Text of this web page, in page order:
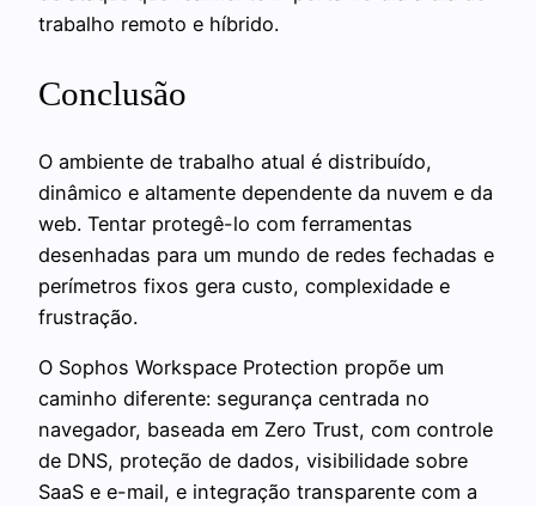
trabalho remoto e híbrido.
Conclusão
O ambiente de trabalho atual é distribuído,
dinâmico e altamente dependente da nuvem e da
web. Tentar protegê-lo com ferramentas
desenhadas para um mundo de redes fechadas e
perímetros fixos gera custo, complexidade e
frustração.
O Sophos Workspace Protection propõe um
caminho diferente: segurança centrada no
navegador, baseada em Zero Trust, com controle
de DNS, proteção de dados, visibilidade sobre
SaaS e e-mail, e integração transparente com a